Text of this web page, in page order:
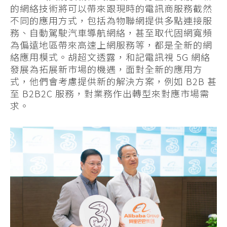
的網絡技術將可以帶來跟現時的電訊商服務截然
不同的應用方式，包括為物聯網提供多點連接服
務、自動駕駛汽車導航網絡，甚至取代固網寬頻
為偏遠地區帶來高速上網服務等，都是全新的網
絡應用模式。胡超文透露，和記電訊視 5G 網絡
發展為拓展新市場的機遇，面對全新的應用方
式，他們會考慮提供新的解決方案，例如 B2B 甚
至 B2B2C 服務，對業務作出轉型來對應市場需
求。